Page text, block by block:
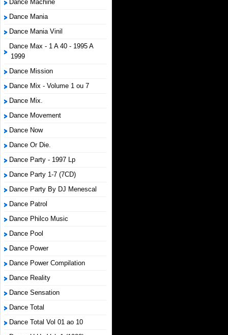
Dance Machine
Dance Mania
Dance Mania Vinil
Dance Max - 1 A 40 - 1995 A
1999
Dance Mission
Dance Mix - Volume 1 ou 7
Dance Mix.
Dance Movement
Dance Now
Dance Or Die.
Dance Party - 1997 Lp
Dance Party 1-7 (7CD)
Dance Party By DJ Menescal
Dance Patrol
Dance Philco Music
Dance Pool
Dance Power
Dance Power Compilation
Dance Reality
Dance Sensation
Dance Total
Dance Total Vol 01 ao 10